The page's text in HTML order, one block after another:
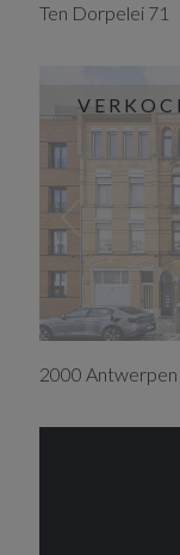
Ten Dorpelei 71
2000 Antwerpen